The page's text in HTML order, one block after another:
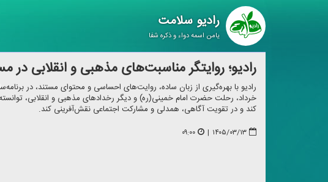
رادیو سلامت
یامن اسمه دواء و ذکره شفا
رادیو؛ روایتگر مناسبت‌های مذهبی و انقلابی در
خرداد، رحلت حضرت امام خمینی(ره) و دیگر رخدادهای مذهبی و انقلابی،
كند و در تقویت آگاهی، همدلی و مشاركت اجتماعی نقش‌آفرینی كند.
۱۴۰۵/۰۳/۱۳ | ۰۹:۰۰